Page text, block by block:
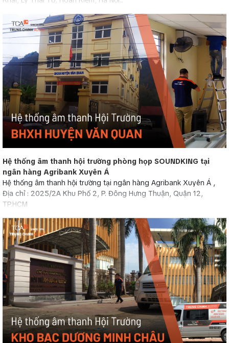
Hệ thống âm thanh hội trường phòng họp SOUNDKING tại
ngân hàng Agribank Xuyên Á
Hệ thống âm thanh hội trường tại ngân hàng Agribank Xuyên Á ,
Địa chỉ : 2025/2A Khu Phố 2, P. Đông Hưng Thuận, Quận 12,
TP.HCM